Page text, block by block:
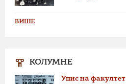
ВИШЕ
КОЛУМНЕ
Упис на факултет